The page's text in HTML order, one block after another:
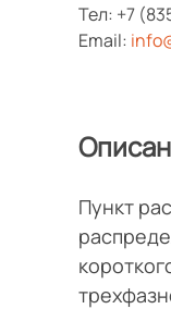
Тел: +7
Email:
Пункт